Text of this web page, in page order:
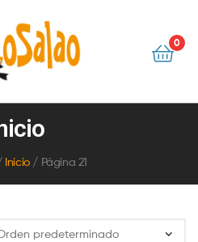
0
Inicio/ Página 21